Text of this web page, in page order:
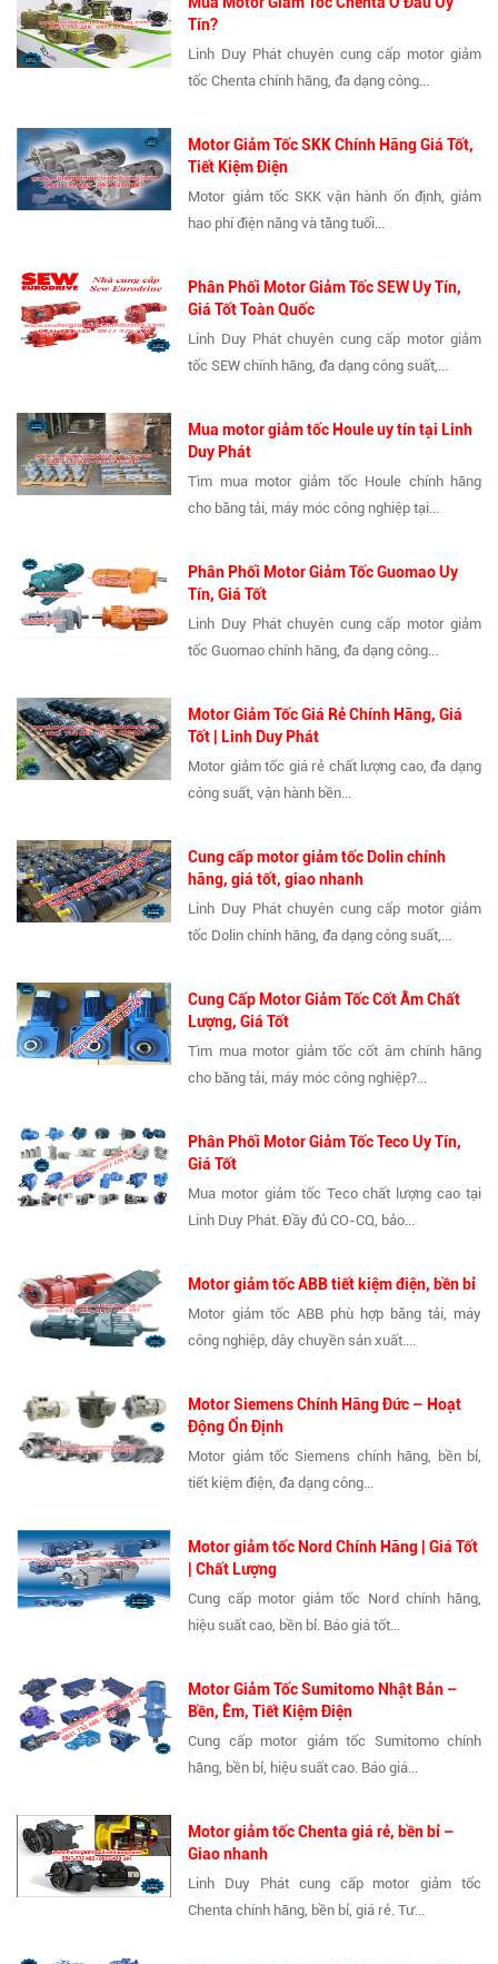
Tín?
Linh Duy Phát chuyên cung cấp motor giảm
tốc Chenta chính hãng, đa dạng công...
Motor Giảm Tốc SKK Chính Hãng Giá Tốt,
Tiết Kiệm Điện
Motor giảm tốc SKK vận hành ổn định, giảm
hao phí điện năng và tăng tuổi...
Phân Phối Motor Giảm Tốc SEW Uy Tín,
Giá Tốt Toàn Quốc
Linh Duy Phát chuyên cung cấp motor giảm
tốc SEW chính hãng, đa dạng công suất,...
Mua motor giảm tốc Houle uy tín tại Linh
Duy Phát
Tìm mua motor giảm tốc Houle chính hãng
cho băng tải, máy móc công nghiệp tại...
Phân Phối Motor Giảm Tốc Guomao Uy
Tín, Giá Tốt
Linh Duy Phát chuyên cung cấp motor giảm
tốc Guomao chính hãng, đa dạng công...
Motor Giảm Tốc Giá Rẻ Chính Hãng, Giá
Tốt | Linh Duy Phát
Motor giảm tốc giá rẻ chất lượng cao, đa dạng
công suất, vận hành bền...
Cung cấp motor giảm tốc Dolin chính
hãng, giá tốt, giao nhanh
Linh Duy Phát chuyên cung cấp motor giảm
tốc Dolin chính hãng, đa dạng công suất,...
Cung Cấp Motor Giảm Tốc Cốt Âm Chất
Lượng, Giá Tốt
Tìm mua motor giảm tốc cốt âm chính hãng
cho băng tải, máy móc công nghiệp?...
Phân Phối Motor Giảm Tốc Teco Uy Tín,
Giá Tốt
Mua motor giảm tốc Teco chất lượng cao tại
Linh Duy Phát. Đầy đủ CO-CQ, bảo...
Motor giảm tốc ABB tiết kiệm điện, bền bỉ
Motor giảm tốc ABB phù hợp băng tải, máy
công nghiệp, dây chuyền sản xuất....
Motor Siemens Chính Hãng Đức – Hoạt
Động Ổn Định
Motor giảm tốc Siemens chính hãng, bền bỉ,
tiết kiệm điện, đa dạng công...
Motor giảm tốc Nord Chính Hãng | Giá Tốt
| Chất Lượng
Cung cấp motor giảm tốc Nord chính hãng,
hiệu suất cao, bền bỉ. Báo giá tốt...
Motor Giảm Tốc Sumitomo Nhật Bản –
Bền, Êm, Tiết Kiệm Điện
Cung cấp motor giảm tốc Sumitomo chính
hãng, bền bỉ, hiệu suất cao. Báo giá...
Motor giảm tốc Chenta giá rẻ, bền bỉ –
Giao nhanh
Linh Duy Phát cung cấp motor giảm tốc
Chenta chính hãng, bền bỉ, giá rẻ. Tư...